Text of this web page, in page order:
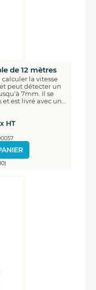
de 12 mètres
la vitesse
peut détecter un
7mm. Il se
est livré avec un...
HT